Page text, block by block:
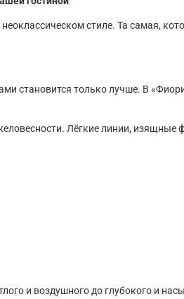
стиле. Та самая,
становится только лучше. В
Лёгкие линии,
и воздушного до глубокого и